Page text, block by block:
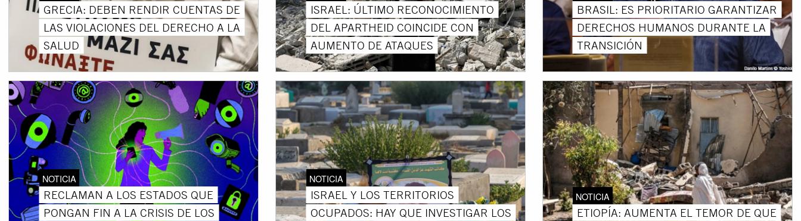
GRECIA: DEBEN RENDIR CUENTAS DE
LAS VIOLACIONES DEL DERECHO A LA
SALUD
ISRAEL: ÚLTIMO RECONOCIMIENTO
DEL APARTHEID COINCIDE CON
AUMENTO DE ATAQUES
BRASIL: ES PRIORITARIO GARANTIZAR
DERECHOS HUMANOS DURANTE LA
TRANSICIÓN
NOTICIA
RECLAMAN A LOS ESTADOS QUE
PONGAN FIN A LA CRISIS DE LOS
NOTICIA
ISRAEL Y LOS TERRITORIOS
OCUPADOS: HAY QUE INVESTIGAR LOS
NOTICIA
ETIOPÍA: AUMENTA EL TEMOR DE QUE